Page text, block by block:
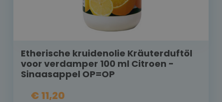
Etherische kruidenolie Kräuterduftöl
voor verdamper 100 ml Citroen -
Sinaasappel OP=OP
€ 11,20